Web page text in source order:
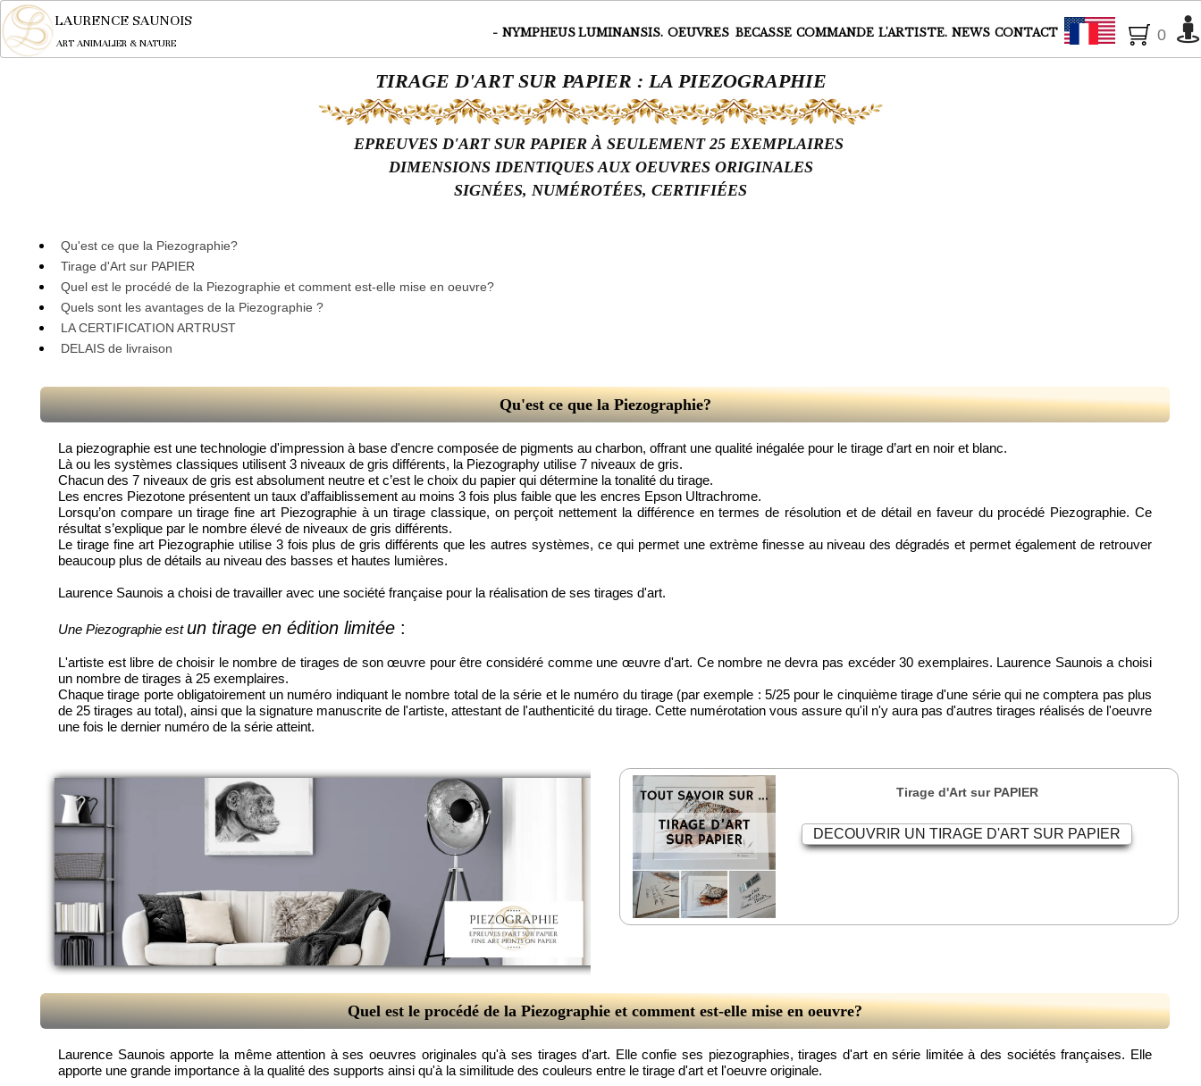
LAURENCE SAUNOIS
ART ANIMALIER & NATURE
- NYMPHEUS LUMINANSIS. OEUVRES BECASSE COMMANDE L'ARTISTE. NEWS CONTACT Français
0
TIRAGE D'ART SUR PAPIER : LA PIEZOGRAPHIE
EPREUVES D'ART SUR PAPIERÀ SEULEMENT 25 EXEMPLAIRES
DIMENSIONS IDENTIQUES AUX OEUVRES ORIGINALES
SIGNÉES, NUMÉROTÉES, CERTIFIÉES
Qu'est ce que la Piezographie?
Tirage d'Art sur PAPIER
Quel est le procédé de la Piezographie et comment est-elle mise en oeuvre?
Quels sont les avantages de la Piezographie ?
LA CERTIFICATION ARTRUST
DELAIS de livraison
Qu'est ce que la Piezographie?
La piezographie est une technologie d'impression à base d'encre composée de pigments au charbon, offrant une qualité inégalée pour le tirage d’art en noir et blanc.
Là ou les systèmes classiques utilisent 3 niveaux de gris différents, la Piezography utilise 7 niveaux de gris.
Chacun des 7 niveaux de gris est absolument neutre et c’est le choix du papier qui détermine la tonalité du tirage.
Les encres Piezotone présentent un taux d’affaiblissement au moins 3 fois plus faible que les encres Epson Ultrachrome.
Lorsqu’on compare un tirage fine art Piezographie à un tirage classique, on perçoit nettement la différence en termes de résolution et de détail en faveur du procédé Piezographie. Ce
résultat s’explique par le nombre élevé de niveaux de gris différents.
Le tirage fine art Piezographie utilise 3 fois plus de gris différents que les autres systèmes, ce qui permet une extrème finesse au niveau des dégradés et permet également de retrouver
beaucoup plus de détails au niveau des basses et hautes lumières.
Laurence Saunois a choisi de travailler avec une société française pour la réalisation de ses tirages d'art.
Une Piezographie estun tirage en édition limitée :
L'artiste est libre de choisir le nombre de tirages de son œuvre pour être considéré comme une œuvre d'art. Ce nombre ne devra pas excéder 30 exemplaires. Laurence Saunois a choisi
un nombre de tirages à 25 exemplaires.
Chaque tirage porte obligatoirement un numéro indiquant le nombre total de la série et le numéro du tirage (par exemple : 5/25 pour le cinquième tirage d'une série qui ne comptera pas plus
de 25 tirages au total), ainsi que la signature manuscrite de l'artiste, attestant de l'authenticité du tirage. Cette numérotation vous assure qu'il n'y aura pas d'autres tirages réalisés de l'oeuvre
une fois le dernier numéro de la série atteint.
Tirage d'Art sur PAPIER
DECOUVRIR UN TIRAGE D'ART SUR PAPIER
Quel est le procédé de la Piezographie et comment est-elle mise en oeuvre?
Laurence Saunois apporte la même attention à ses oeuvres originales qu'à ses tirages d'art. Elle confie ses piezographies, tirages d'art en série limitée à des sociétés françaises. Elle
apporte une grande importance à la qualité des supports ainsi qu'à la similitude des couleurs entre le tirage d'art et l'oeuvre originale.